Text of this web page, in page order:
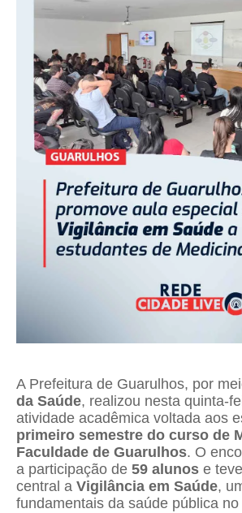
A Prefeitura de Guarulhos, por
da Saúde, realizou nesta quinta-
atividade acadêmica voltada aos
primeiro semestre do curso de
Faculdade de Guarulhos. O
a participação de 59 alunos e
central a Vigilância em Saúde,
fundamentais da saúde pública no